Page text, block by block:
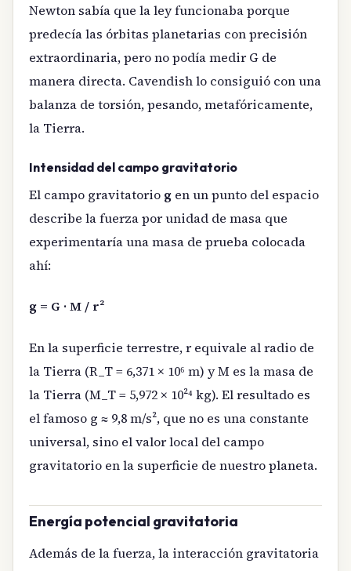
Newton sabía que la ley funcionaba porque
predecía las órbitas planetarias con precisión
extraordinaria, pero no podía medir G de
manera directa. Cavendish lo consiguió con una
balanza de torsión, pesando, metafóricamente,
la Tierra.
Intensidad del campo gravitatorio
El campo gravitatorio g en un punto del espacio
describe la fuerza por unidad de masa que
experimentaría una masa de prueba colocada
ahí:
g = G · M / r²
En la superficie terrestre, r equivale al radio de
la Tierra (R_T = 6,371 × 10⁶ m) y M es la masa de
la Tierra (M_T = 5,972 × 10²⁴ kg). El resultado es
el famoso g ≈ 9,8 m/s², que no es una constante
universal, sino el valor local del campo
gravitatorio en la superficie de nuestro planeta.
Energía potencial gravitatoria
Además de la fuerza, la interacción gravitatoria